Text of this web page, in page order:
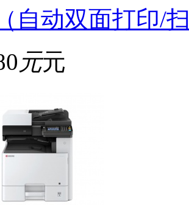
自动双面打印/
元元